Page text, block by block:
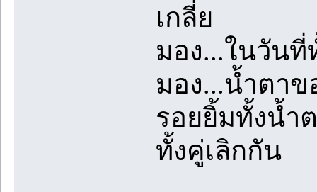
เกลี่ย
มอง...ในวัน
มอง...น้ำตาข
รอยยิ้มทั้งน้ำ
ทั้งคู่เลิกกัน